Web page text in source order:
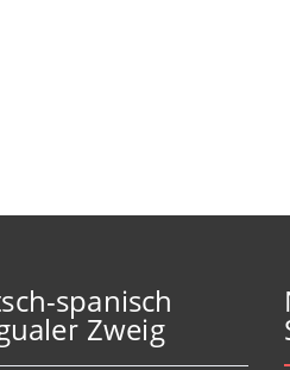
spanisch
Zweig